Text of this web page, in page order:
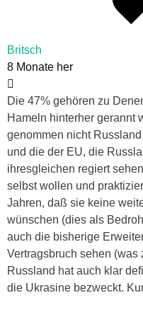
Britsch
8 Monate her
Die 47% gehören zu
Hameln hinterher gerannt
genommen nicht
und die der EU, die
ihresgleichen regiert
selbst wollen und
Jahren, daß sie keine
wünschen (dies als
auch die bisherige
Vertragsbruch sehen (was
Russland hat auch klar
die Ukrasine bezweckt.